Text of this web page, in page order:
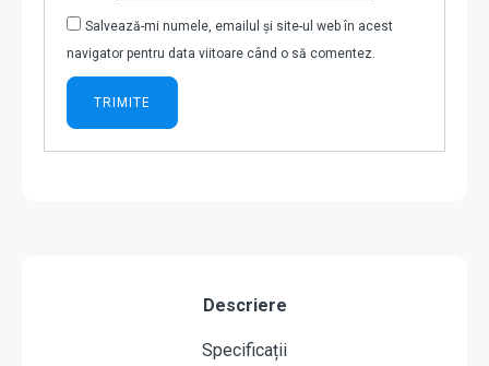
Salvează-mi numele, emailul și site-ul web în acest
navigator pentru data viitoare când o să comentez.
Descriere
Specificații